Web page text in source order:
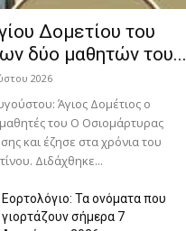
Δομετίου του
δύο μαθητών του...
2026
Άγιος Δομέτιος ο
του Ο Oσιομάρτυρας
και έζησε στα χρόνια του
Διδάχθηκε...
Εορτολόγιο: Τα ονόματα που
γιορτάζουν σήμερα 7